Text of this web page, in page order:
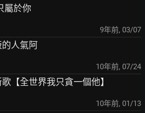
屬於你
9年前, 03/07
的人氣阿
10年前, 07/24
【全世界我只貪一個他】
10年前, 01/13